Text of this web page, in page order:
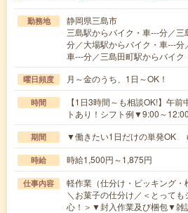
勤務地
静岡県三島市
三島駅からバイク・車---分／
分／大場駅からバイク・車---分
車---分／三島田町駅からバイク
曜日頻度 月～金のうち、1日～OK！
時間
【1日3時間～も相談OK!】午
トあり！シフト例▼9:00～
期間 ▼働きたい1日だけの単発OK
時給 時給1,500円～1,875円
仕事内容
軽作業（仕分け・ピッキング・
＼お菓子の仕分け／＜とって
心！＞▼封入作業及び梱包▼雑